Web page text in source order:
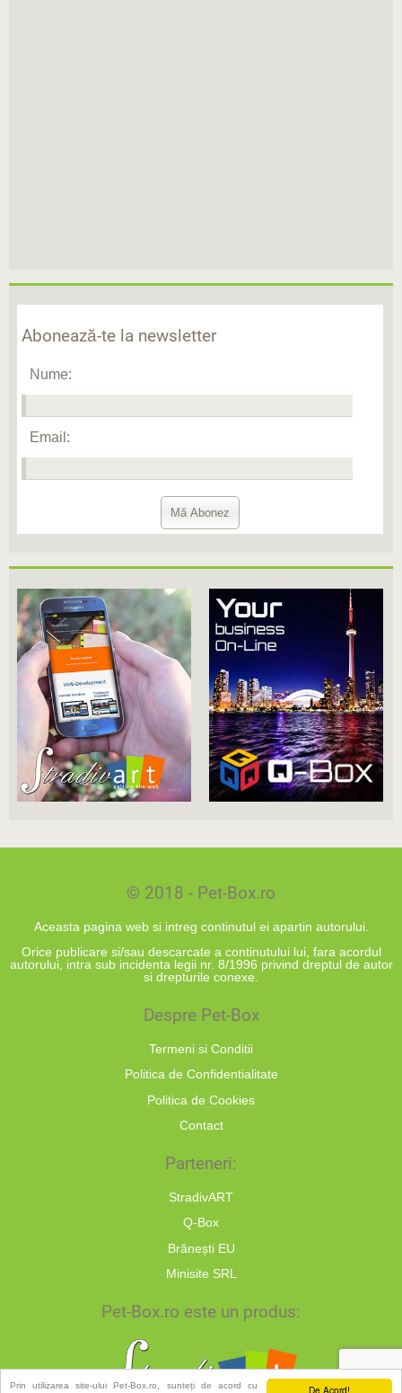
De Acord!
Prin utilizarea site-ului Pet-Box.ro, sunteți de acord cu
Abonează-te la newsletter
Nume:
Email:
© 2018 - Pet-Box.ro
Aceasta pagina web si intreg continutul ei apartin autorului.
Orice publicare si/sau descarcate a continutului lui, fara acordul
autorului, intra sub incidenta legii nr. 8/1996 privind dreptul de autor
si drepturile conexe.
Despre Pet-Box
Termeni si Conditii
Politica de Confidentialitate
Politica de Cookies
Contact
Parteneri:
StradivART
Q-Box
Brănești EU
Minisite SRL
Pet-Box.ro este un produs: